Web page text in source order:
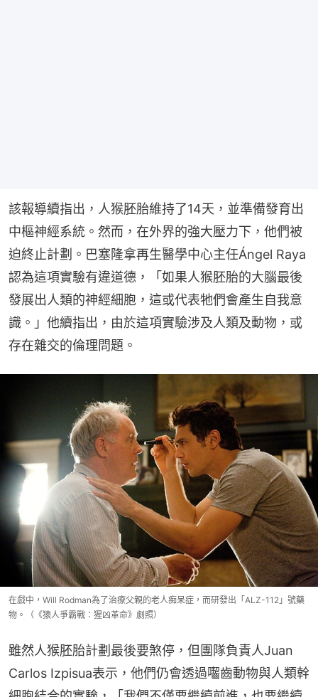
該報導續指出，人猴胚胎維持了14天，並準備發育出
中樞神經系統。然而，在外界的強大壓力下，他們被
迫終止計劃。巴塞隆拿再生醫學中心主任Ángel Raya
認為這項實驗有違道德，「如果人猴胚胎的大腦最後
發展出人類的神經細胞，這或代表牠們會產生自我意
識。」他續指出，由於這項實驗涉及人類及動物，或
存在雜交的倫理問題。
在戲中，Will Rodman為了治療父親的老人痴呆症，而研發出「ALZ-112」號藥
物。（《猿人爭霸戰：猩凶革命》劇照）
雖然人猴胚胎計劃最後要煞停，但團隊負責人Juan
Carlos Izpisua表示，他們仍會透過囓齒動物與人類幹